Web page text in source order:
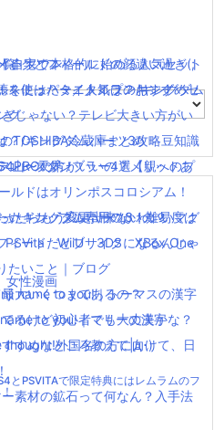
イクとフィールドの顔違い過ぎ(;
じゃない？テレビ大きい方がい
の方がいいの？メリットあ
たらもう変更出来ないの？
ィードだとブサイクになるんじゃ
大いくつまであるの？
るけど初心者でも大丈夫かな？
すめなところ教えて|д･)
素材の鉱石って何なん？入手法
自宅で本格的に始める人気セット
を使ったミニタイプのおすすめセ
TOSHIBA冷蔵庫まとめ
ンレスタンブラー4選【親へのプ
い！カップル専用のかわいいマグ
覧
ストッパー／人気ランキング
グ
トタウン
くには？タイトルは？/キングダム
？/キングダムハーツ3攻略豆知識
山〜天界！
ルドはオリンポスコロシアム！
たキングダムハーツ3！難易度は
たいこと｜ブログ
name to you!｜トーマスの漢字
to you!｜マリーの漢字
外国名の方に向けて、日
PSVita WiiU 3DS
XBox One
女性漫画
とPSVITAで限定特典にはレムラムのフ